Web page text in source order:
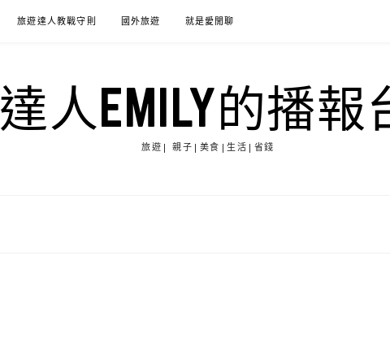
旅遊達人教戰守則 國外旅遊 就是愛閒聊
達人EMILY的播報
旅遊| 親子|美食|生活|省錢